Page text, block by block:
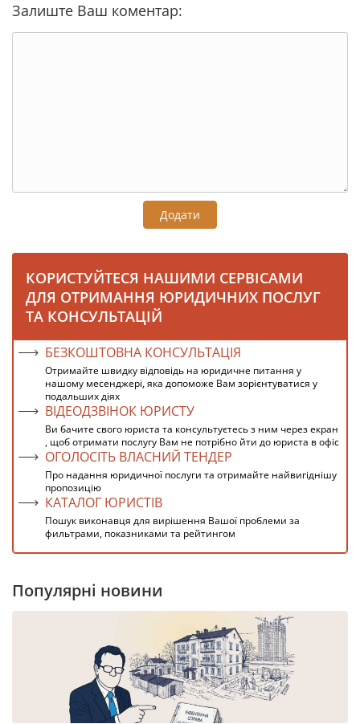
Залиште Ваш коментар:
Додати
КОРИСТУЙТЕСЯ НАШИМИ СЕРВІСАМИ
ДЛЯ ОТРИМАННЯ ЮРИДИЧНИХ ПОСЛУГ
ТА КОНСУЛЬТАЦІЙ
БЕЗКОШТОВНА КОНСУЛЬТАЦІЯ
Отримайте швидку відповідь на юридичне питання у
нашому месенджері, яка допоможе Вам зорієнтуватися у
подальших діях
ВІДЕОДЗВІНОК ЮРИСТУ
Ви бачите свого юриста та консультуєтесь з ним через екран
, щоб отримати послугу Вам не потрібно йти до юриста в офіс
ОГОЛОСІТЬ ВЛАСНИЙ ТЕНДЕР
Про надання юридичної послуги та отримайте найвигіднішу
пропозицію
КАТАЛОГ ЮРИСТІВ
Пошук виконавця для вирішення Вашої проблеми за
фильтрами, показниками та рейтингом
Популярні новини